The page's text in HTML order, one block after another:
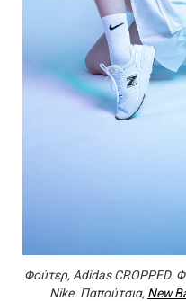
Φούτερ, Adidas CROPPED.
Nike. Παπούτσια, New